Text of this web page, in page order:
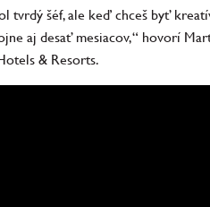
tvrdý šéf, ale keď chceš byť
aj desať mesiacov,“ hovorí
& Resorts.